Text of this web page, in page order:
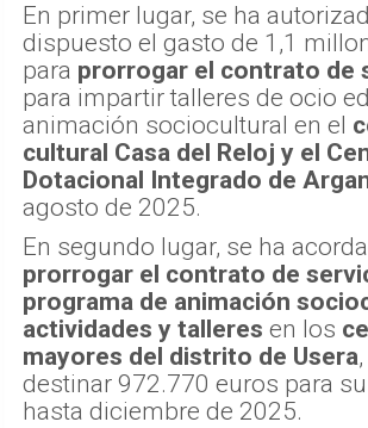
En primer lugar, se ha
dispuesto el gasto de 1,1
para prorrogar el contrato de
para impartir talleres de ocio
animación sociocultural en el
cultural Casa del Reloj y el
Dotacional Integrado de
agosto de 2025.
En segundo lugar, se ha
prorrogar el contrato de
programa de animación
actividades y talleres en los
mayores del distrito de Usera
destinar 972.770 euros para
hasta diciembre de 2025.